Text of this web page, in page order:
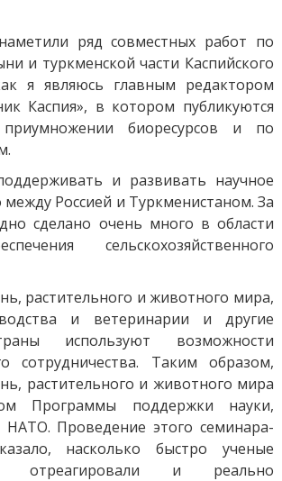
ряд совместных работ по
и туркменской части Каспийского
я являюсь главным редактором
Каспия», в котором публикуются
биоресурсов и по
и развивать научное
между Россией и Туркменистаном. За
сделано очень много в области
сельскохозяйственного
растительного и животного мира,
и ветеринарии и другие
используют возможности
сотрудничества. Таким образом,
растительного и животного мира
Программы поддержки науки,
НАТО. Проведение этого семинара-
насколько быстро ученые
отреагировали и реально